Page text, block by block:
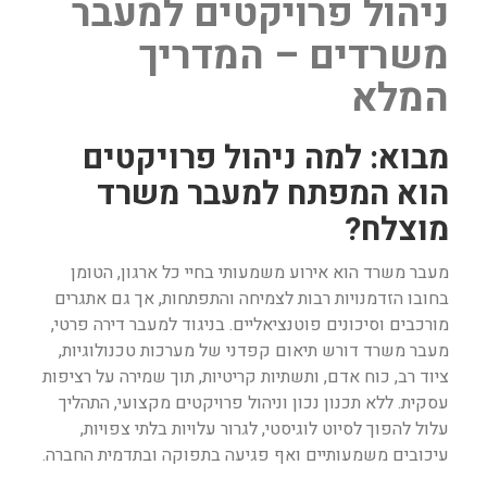
ניהול פרויקטים למעבר
משרדים – המדריך
המלא
מבוא: למה ניהול פרויקטים
הוא המפתח למעבר משרד
מוצלח?
מעבר משרד הוא אירוע משמעותי בחיי כל ארגון, הטומן
בחובו הזדמנויות רבות לצמיחה והתפתחות, אך גם אתגרים
מורכבים וסיכונים פוטנציאליים. בניגוד למעבר דירה פרטי,
מעבר משרד דורש תיאום קפדני של מערכות טכנולוגיות,
ציוד רב, כוח אדם, ותשתיות קריטיות, תוך שמירה על רציפות
עסקית. ללא תכנון נכון וניהול פרויקטים מקצועי, התהליך
עלול להפוך לסיוט לוגיסטי, לגרור עלויות בלתי צפויות,
עיכובים משמעותיים ואף פגיעה בתפוקה ובתדמית החברה.